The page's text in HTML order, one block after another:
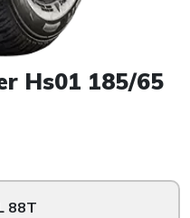
Hs01 185/65
88T